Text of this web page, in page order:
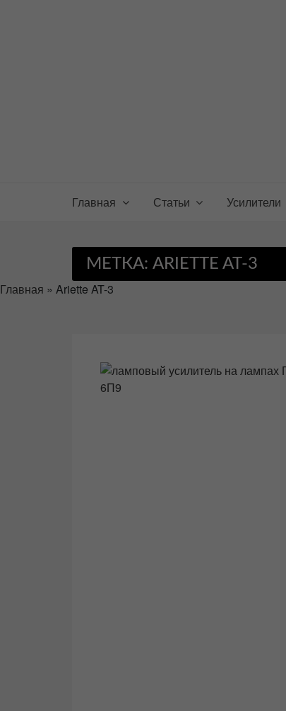
Главная Статьи Усилители
МЕТКА: ARIETTE AT-3
Главная » Ariette AT-3